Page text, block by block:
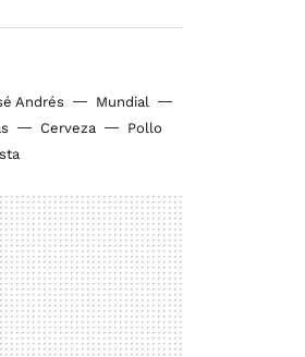
Andrés
Mundial
Cerveza
Pollo